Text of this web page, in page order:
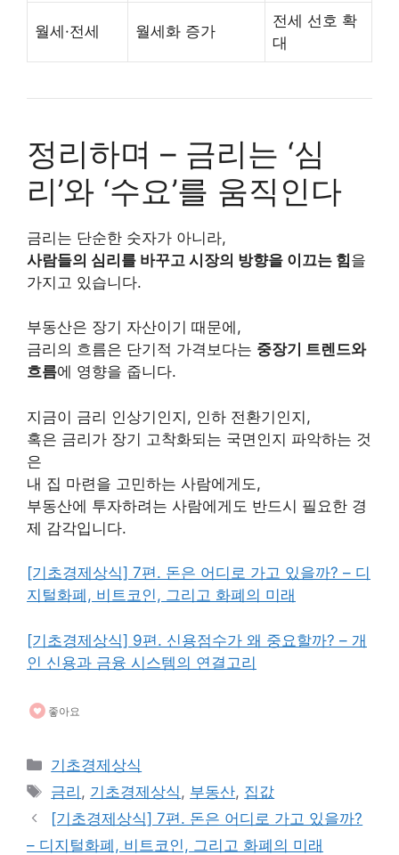
월세·전세 월세화 증가
전세 선호 확
대
정리하며 – 금리는 ‘심
리’와 ‘수요’를 움직인다
금리는 단순한 숫자가 아니라,
사람들의 심리를 바꾸고 시장의 방향을 이끄는 힘을
가지고 있습니다.
부동산은 장기 자산이기 때문에,
금리의 흐름은 단기적 가격보다는 중장기 트렌드와
흐름에 영향을 줍니다.
지금이 금리 인상기인지, 인하 전환기인지,
혹은 금리가 장기 고착화되는 국면인지 파악하는 것
은
내 집 마련을 고민하는 사람에게도,
부동산에 투자하려는 사람에게도 반드시 필요한 경
제 감각입니다.
[기초경제상식] 7편. 돈은 어디로 가고 있을까? – 디
지털화폐, 비트코인, 그리고 화폐의 미래
[기초경제상식] 9편. 신용점수가 왜 중요할까? – 개
인 신용과 금융 시스템의 연결고리
좋아요
카
테
리
기초경제상식
태
그
금리 , 기초경제상식, 부동산, 집값
[기초경제상식] 7편. 돈은 어디로 가고 있을까?
– 디지털화폐, 비트코인, 그리고 화폐의 미래